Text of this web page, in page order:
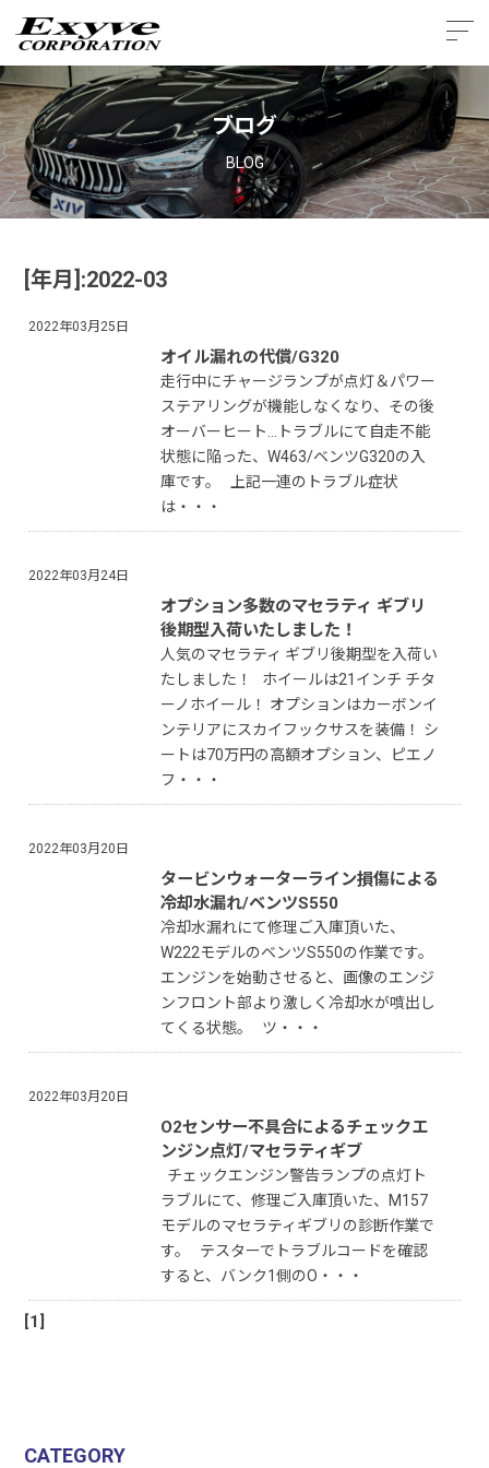
ブログ
BLOG
[年月]:2022-03
オイル漏れの代償/G320
走行中にチャージランプが点灯＆パワー
ステアリングが機能しなくなり、その後
オーバーヒート…トラブルにて自走不能
状態に陥った、W463/ベンツG320の入
庫です。 上記一連のトラブル症状
は・・・
2022年03月25日
オプション多数のマセラティ ギブリ
後期型入荷いたしました！
人気のマセラティ ギブリ後期型を入荷い
たしました！ ホイールは21インチ チタ
ーノホイール！ オプションはカーボンイ
ンテリアにスカイフックサスを装備！ シ
ートは70万円の高額オプション、ピエノ
フ・・・
2022年03月24日
タービンウォーターライン損傷による
冷却水漏れ/ベンツS550
冷却水漏れにて修理ご入庫頂いた、
W222モデルのベンツS550の作業です。
エンジンを始動させると、画像のエンジ
ンフロント部より激しく冷却水が噴出し
てくる状態。 ツ・・・
2022年03月20日
O2センサー不具合によるチェックエ
ンジン点灯/マセラティギブ
チェックエンジン警告ランプの点灯ト
ラブルにて、修理ご入庫頂いた、M157
モデルのマセラティギブリの診断作業で
す。 テスターでトラブルコードを確認
すると、バンク1側のO・・・
2022年03月20日
[1]
CATEGORY